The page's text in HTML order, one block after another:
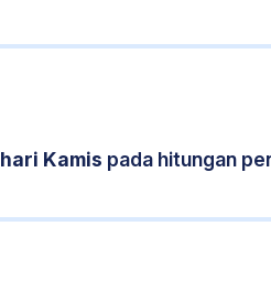
hari Kamis pada hitungan